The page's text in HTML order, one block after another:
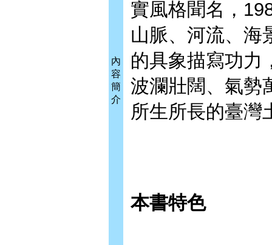
內
容
簡
介
實風格聞名，
山脈、河流、海
的具象描寫功力
波瀾壯闊、氣勢
所生所長的臺灣
本書特色